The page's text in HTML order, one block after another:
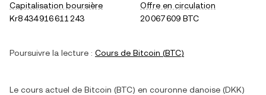
Capitalisation boursière
Kr8 434 916 611 243
Offre en circulation
20 067 609 BTC
Poursuivre la lecture : Cours de Bitcoin (BTC)
Le cours actuel de Bitcoin (BTC) en couronne danoise (DKK)